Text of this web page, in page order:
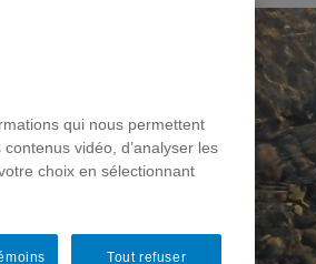
qui nous permettent
vidéo, d’analyser les
choix en sélectionnant
Tout refuser